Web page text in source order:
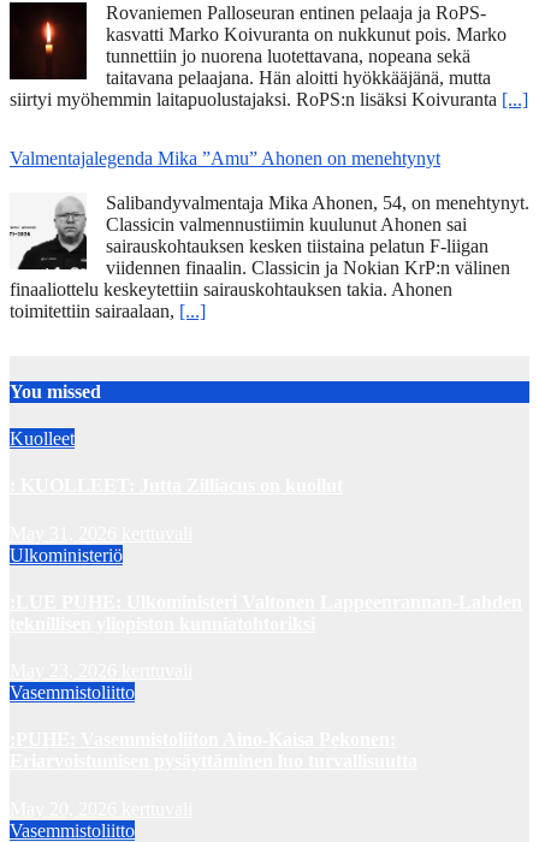
Rovaniemen Palloseuran entinen pelaaja ja RoPS-
kasvatti Marko Koivuranta on nukkunut pois. Marko
tunnettiin jo nuorena luotettavana, nopeana sekä
taitavana pelaajana. Hän aloitti hyökkääjänä, mutta
siirtyi myöhemmin laitapuolustajaksi. RoPS:n lisäksi Koivuranta [...]
Valmentajalegenda Mika ”Amu” Ahonen on menehtynyt
Salibandyvalmentaja Mika Ahonen, 54, on menehtynyt.
Classicin valmennustiimin kuulunut Ahonen sai
sairauskohtauksen kesken tiistaina pelatun F-liigan
viidennen finaalin. Classicin ja Nokian KrP:n välinen
finaaliottelu keskeytettiin sairauskohtauksen takia. Ahonen
toimitettiin sairaalaan, [...]
You missed
Kuolleet
Ulkoministeriö
Vasemmistoliitto
Vasemmistoliitto